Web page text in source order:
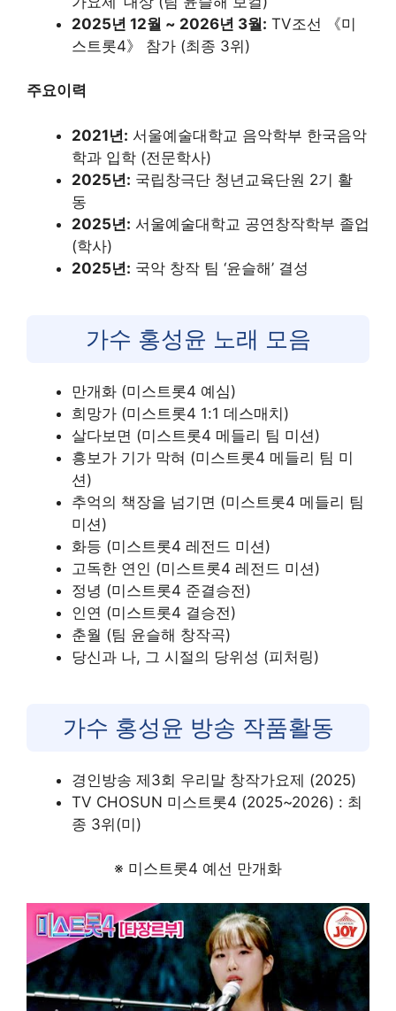
2025년 12월 ~ 2026년 3월: TV조선 《미
스트롯4》 참가 (최종 3위)
주요이력
2021년: 서울예술대학교 음악학부 한국음악
학과 입학 (전문학사)
2025년: 국립창극단 청년교육단원 2기 활
동
2025년: 서울예술대학교 공연창작학부 졸업
(학사)
2025년: 국악 창작 팀 ‘윤슬해’ 결성
가수 홍성윤 노래 모음
만개화 (미스트롯4 예심)
희망가 (미스트롯4 1:1 데스매치)
살다보면 (미스트롯4 메들리 팀 미션)
흥보가 기가 막혀 (미스트롯4 메들리 팀 미
션)
추억의 책장을 넘기면 (미스트롯4 메들리 팀
미션)
화등 (미스트롯4 레전드 미션)
고독한 연인 (미스트롯4 레전드 미션)
정녕 (미스트롯4 준결승전)
인연 (미스트롯4 결승전)
춘월 (팀 윤슬해 창작곡)
당신과 나, 그 시절의 당위성 (피처링)
가수 홍성윤 방송 작품활동
경인방송 제3회 우리말 창작가요제 (2025)
TV CHOSUN 미스트롯4 (2025~2026) : 최
종 3위(미)
※ 미스트롯4 예선 만개화